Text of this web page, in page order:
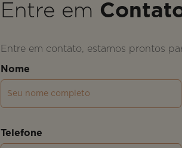
Entre em
Entre em contato, estamos prontos
Nome
Telefone